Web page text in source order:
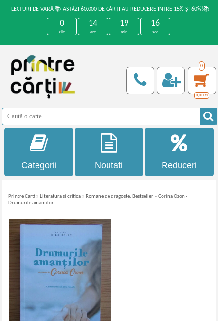
LECTURI DE VARĂ 📚 ASTĂZI 60.000 DE CĂRȚI AU REDUCERE ÎNTRE 15% ȘI 60%!📚
0
zile
14
ore
19
min
16
sec
0
0,00 Lei
Categorii Noutati Reduceri
Printre Carti » Literatura si critica » Romane de dragoste. Bestseller »Corina Ozon -
Drumurile amantilor